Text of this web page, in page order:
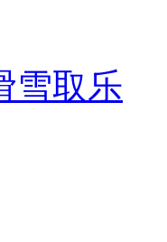
雪取乐